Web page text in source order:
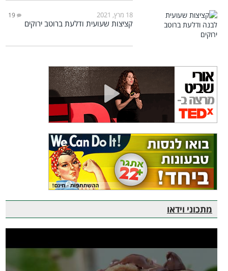
18 מרץ, 2021 19
קציצות שעועית ודלעת ברוטב ירוקים
מתכוני וידאו